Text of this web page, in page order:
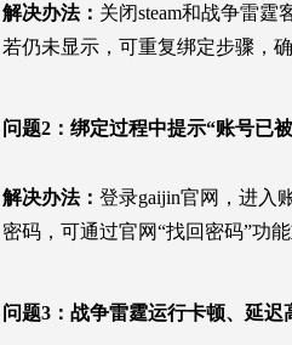
解决办法： 关闭steam和战争雷霆
若仍未显示，可重复绑定步骤，
问题2： 绑定过程中提示“账号已
解决办法： 登录gaijin官网，进入
密码，可通过官网“找回密码”功能
问题3： 战争雷霆运行卡顿、延迟